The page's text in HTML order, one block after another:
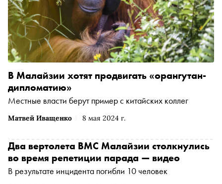
Матвей Иващенко 8 мая 2024 г.
В Малайзии хотят продвигать «орангутан-
дипломатию»
Местные власти берут пример с китайских коллег
Два вертолета ВМС Малайзии столкнулись
во время репетиции парада — видео
В результате инцидента погибли 10 человек